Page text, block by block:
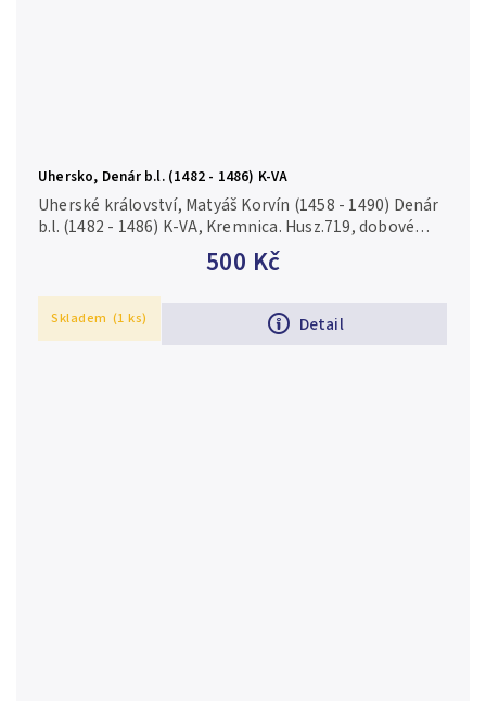
Uhersko, Denár b.l. (1482 - 1486) K-VA
500 Kč
Detail
Uherské království, Matyáš Korvín (1458 - 1490) Denár
b.l. (1482 - 1486) K-VA, Kremnica. Husz.719, dobové
falsum ke škodě oběhu, obecný kov/Cu
Skladem (1 ks)